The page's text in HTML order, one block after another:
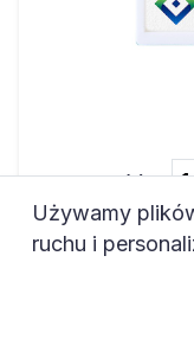
Ilość:
agrafkę i
Używamy
ruchu i